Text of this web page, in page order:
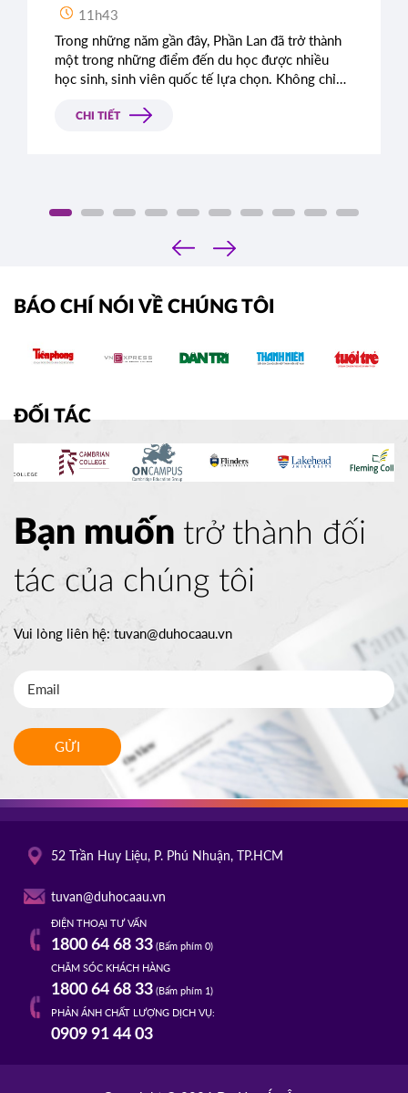
TRIỂN TOÀN CẦU
11h43
Trong những năm gần đây, Phần Lan đã trở thành
một trong những điểm đến du học được nhiều
học sinh, sinh viên quốc tế lựa chọn. Không chỉ
quốc gia Bắc Âu này còn được đánh giá cao nhờ
CHI TIẾT
‹
›
BÁO CHÍ NÓI VỀ CHÚNG TÔI
ĐỐI TÁC
Bạn muốn trở thành đối
tác của chúng tôi
Vui lòng liên hệ:tuvan@duhocaau.vn
GỬI
52 Trần Huy Liệu, P. Phú Nhuận, TP.HCM
tuvan@duhocaau.vn
ĐIỆN THOẠI TƯ VẤN
1800 64 68 33(Bấm phím 0)
CHĂM SÓC KHÁCH HÀNG
1800 64 68 33(Bấm phím 1)
PHẢN ÁNH CHẤT LƯỢNG DỊCH VỤ:
0909 91 44 03